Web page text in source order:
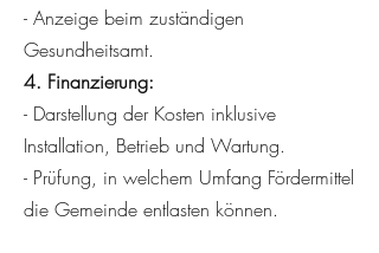
- Anzeige beim zuständigen
Gesundheitsamt.
4. Finanzierung:
- Darstellung der Kosten inklusive
Installation, Betrieb und Wartung.
- Prüfung, in welchem Umfang Fördermittel
die Gemeinde entlasten können.